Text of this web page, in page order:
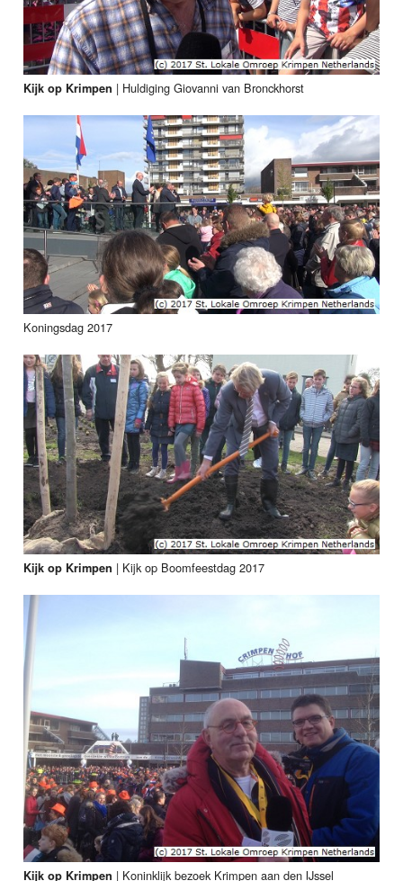
Kijk op Krimpen | Huldiging Giovanni van Bronckhorst
Koningsdag 2017
Kijk op Krimpen | Kijk op Boomfeestdag 2017
Kijk op Krimpen | Koninklijk bezoek Krimpen aan den IJssel